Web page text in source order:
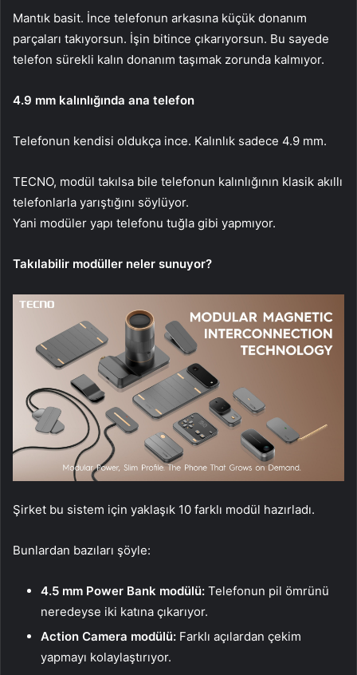
Mantık basit. İnce telefonun arkasına küçük donanım
parçaları takıyorsun. İşin bitince çıkarıyorsun. Bu sayede
telefon sürekli kalın donanım taşımak zorunda kalmıyor.
4.9 mm kalınlığında ana telefon
Telefonun kendisi oldukça ince. Kalınlık sadece 4.9 mm.
TECNO, modül takılsa bile telefonun kalınlığının klasik akıllı
telefonlarla yarıştığını söylüyor.
Yani modüler yapı telefonu tuğla gibi yapmıyor.
Takılabilir modüller neler sunuyor?
Şirket bu sistem için yaklaşık 10 farklı modül hazırladı.
Bunlardan bazıları şöyle:
4.5 mm Power Bank modülü: Telefonun pil ömrünü
neredeyse iki katına çıkarıyor.
Action Camera modülü: Farklı açılardan çekim
yapmayı kolaylaştırıyor.